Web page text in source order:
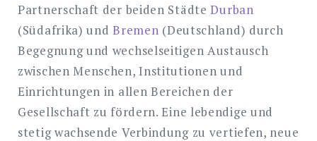
Partnerschaft der beiden StädteDurban
(Südafrika) undBremen (Deutschland) durch
Begegnung und wechselseitigen Austausch
zwischen Menschen, Institutionen und
Einrichtungen in allen Bereichen der
Gesellschaft zu fördern. Eine lebendige und
stetig wachsende Verbindung zu vertiefen, neue